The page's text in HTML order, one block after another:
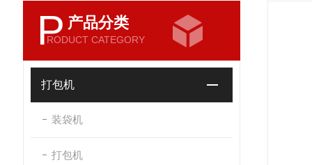
P 产品分类
RODUCT CATEGORY
打包机
装袋机
打包机